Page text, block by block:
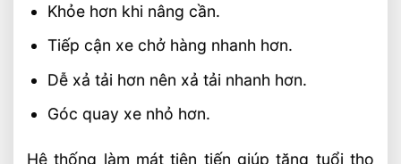
Khỏe hơn khi nâng cần.
Tiếp cận xe chở hàng nhanh hơn.
Dễ xả tải hơn nên xả tải nhanh hơn.
Góc quay xe nhỏ hơn.
Hệ thống làm mát tiên tiến giúp tăng tuổi thọ